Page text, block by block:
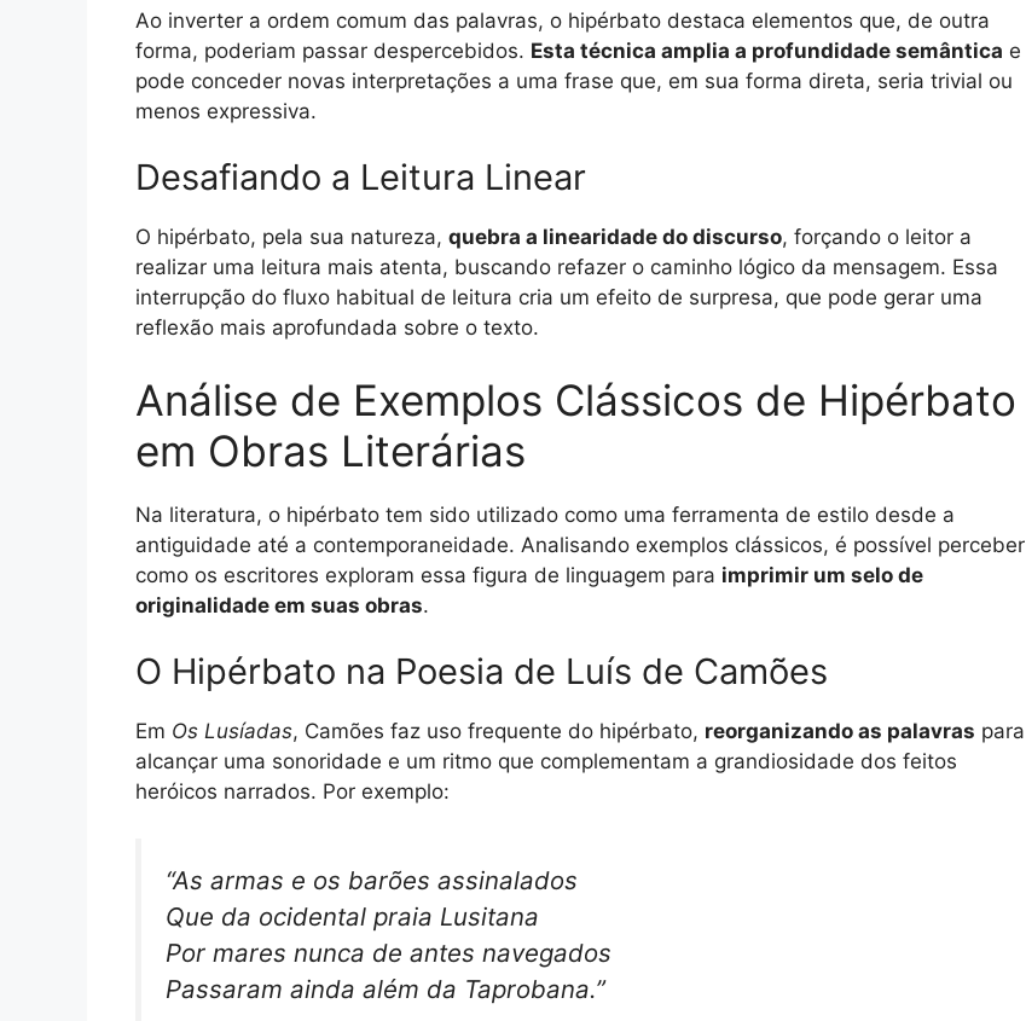
Ao inverter a ordem comum das palavras, o hipérbato destaca elementos que, de outra
forma, poderiam passar despercebidos. Esta técnica amplia a profundidade semântica e
pode conceder novas interpretações a uma frase que, em sua forma direta, seria trivial ou
menos expressiva.
Desafiando a Leitura Linear
O hipérbato, pela sua natureza, quebra a linearidade do discurso, forçando o leitor a
realizar uma leitura mais atenta, buscando refazer o caminho lógico da mensagem. Essa
interrupção do fluxo habitual de leitura cria um efeito de surpresa, que pode gerar uma
reflexão mais aprofundada sobre o texto.
Análise de Exemplos Clássicos de Hipérbato
em Obras Literárias
Na literatura, o hipérbato tem sido utilizado como uma ferramenta de estilo desde a
antiguidade até a contemporaneidade. Analisando exemplos clássicos, é possível perceber
como os escritores exploram essa figura de linguagem para imprimir um selo de
originalidade em suas obras.
O Hipérbato na Poesia de Luís de Camões
Em Os Lusíadas, Camões faz uso frequente do hipérbato, reorganizando as palavras para
alcançar uma sonoridade e um ritmo que complementam a grandiosidade dos feitos
heróicos narrados. Por exemplo:
“As armas e os barões assinalados
Que da ocidental praia Lusitana
Por mares nunca de antes navegados
Passaram ainda além da Taprobana.”